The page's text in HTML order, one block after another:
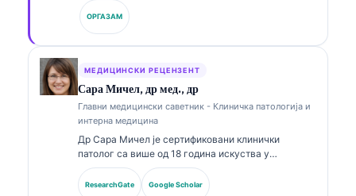
nad medicinskom tačnošću zaštićene neuronske
mreže. Dr. Klein je objavljivao radove o interpretaciji
biomarkera i laboratorijskoj dijagnostici.
ОРГАЗАМ
МЕДИЦИНСКИ РЕЦЕНЗЕНТ
Сара Мичел, др мед., др
Главни медицински саветник - Клиничка патологија и
интерна медицина
Др Сара Мичел је сертификовани клинички
патолог са више од 18 година искуства у
лабораторијској медицини и дијагностичкој
анализи. Поседује специјалистичке сертификате
ResearchGate Google Scholar